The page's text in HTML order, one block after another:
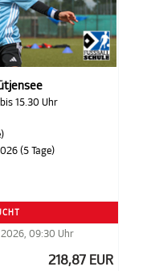
15.30 Uhr
(5 Tage)
09:30 Uhr
218,87 EUR